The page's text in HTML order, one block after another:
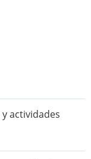
y actividades